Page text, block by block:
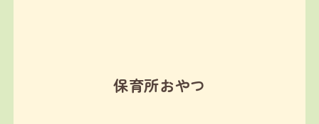
保育所おやつ